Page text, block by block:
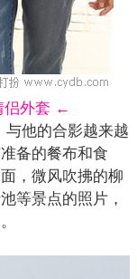
外套 ←
他的合影越来越
备的餐布和食
，微风吹拂的柳
等景点的照片，